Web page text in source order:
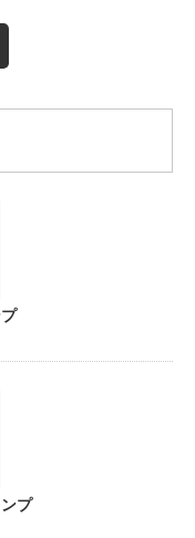
プ